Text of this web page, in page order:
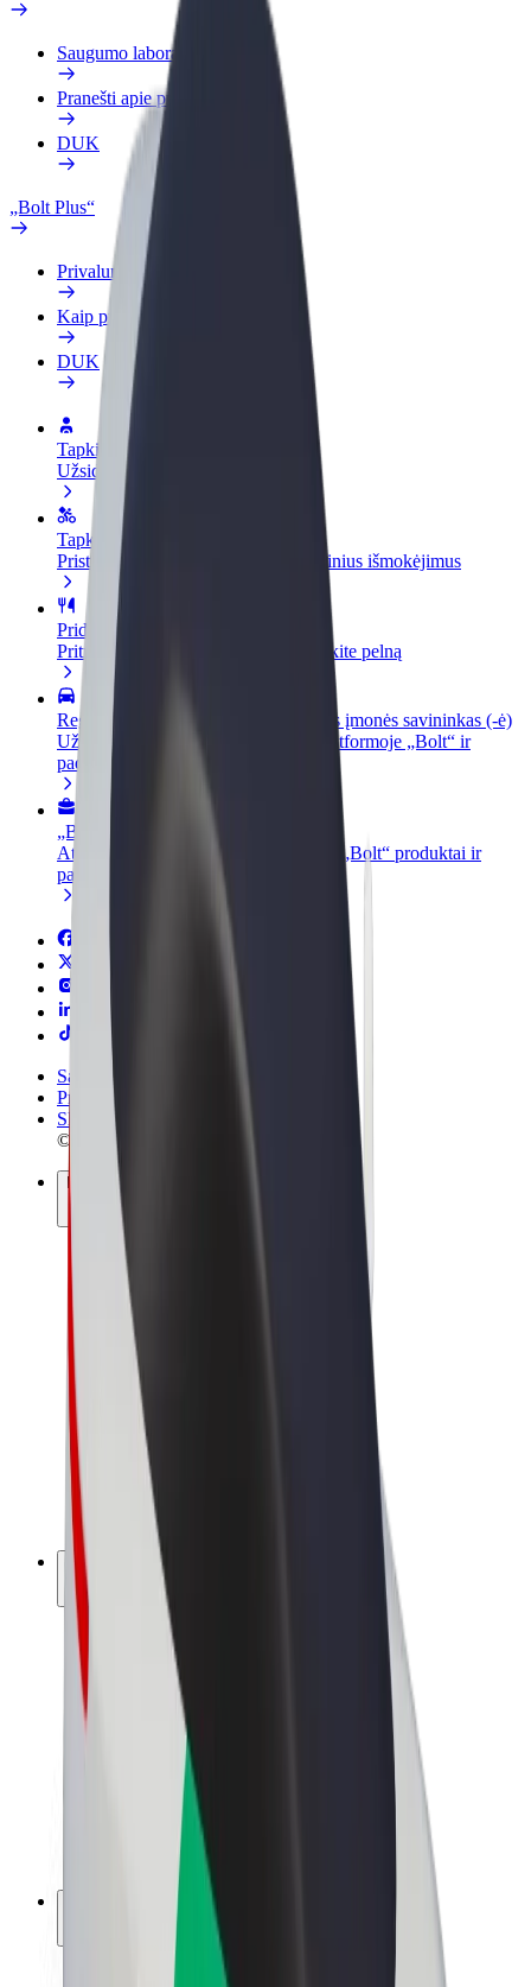
Saugumo laboratorija
Pranešti apie problemą
DUK
„Bolt Plus“
Privalumai
Kaip prisijungti
DUK
Tapkite vairuotoju (-a)
Užsidirbkite jums patogiu metu
Tapkite kurjeriu (-e)
Pristatinėkite maistą ir gaukite savaitinius išmokėjimus
Pridėti restoraną ar parduotuvę
Pritraukite daugiau klientų ir padidinkite pelną
Registruotis kaip automobilių nuomos įmonės savininkas (-ė)
Užregistruokite savo automobilius platformoje „Bolt“ ir
padidinkite pajamas
„Bolt for Business“
Atskirų įmonių poreikiams pritaikomi „Bolt“ produktai ir
paslaugos
Sąlygos
Privatumas
Slapukai
© 2026 Bolt Technology OÜ
Paslaugos
Kelionės
Paspirtukai
„Bolt Market“
„Bolt Food“
„Bolt Drive“
„Bolt for Business“
El. dviračiai
„Bolt Plus“
Užsidirbkite su „Bolt“
Vairuotojai
Vairuotojo pajamos
Kurjerio pajamos
„Bolt Food“ restoranai ir parduotuvės
Automobilių nuomos parkai